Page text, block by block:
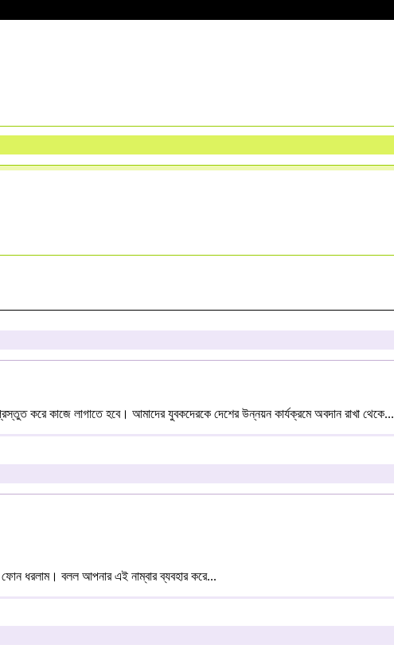
করে কাজে লাগাতে হবে। আমাদের যুবকদেরকে দেশের উন্নয়ন কার্যক্রমে অবদান রাখা থেকে...
ধরলাম। বলল আপনার এই নাম্বার ব্যবহার করে...